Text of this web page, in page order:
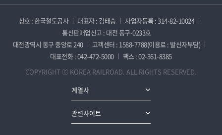
상호 : 한국철도공사 대표자 : 김태승
사업자등록 : 314-82-10024
통신판매업신고 : 대전 동구-0233호
대전광역시 동구 중앙로 240
고객센터 : 1588-7788(이용료 : 발신자부담)
대표전화 : 042-472-5000
팩스 : 02-361-8385
COPYRIGHT ⓒ KOREA RAILROAD. ALL RIGHTS RESERVED.
계열사
관련사이트